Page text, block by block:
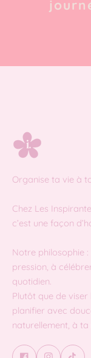
Organise ta vie à
Chez Les
c’est une façon
Notre philosophie
pression, à
quotidien.
Plutôt que de viser
planifier avec
naturellement, à ta